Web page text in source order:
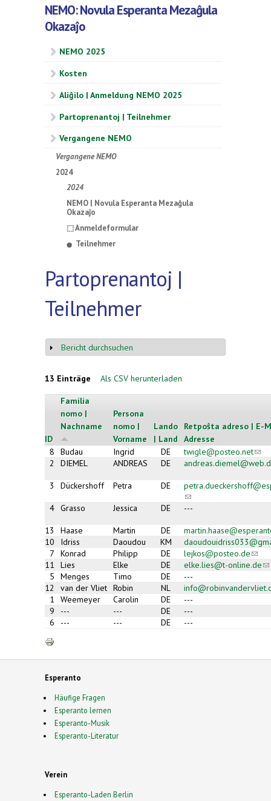
NEMO: Novula Esperanta Mezaĝula
Okazaĵo
NEMO 2025
Kosten
Aliĝilo | Anmeldung NEMO 2025
Partoprenantoj | Teilnehmer
Vergangene NEMO
Vergangene NEMO
2024
2024
NEMO | Novula Esperanta Mezaĝula
Okazaĵo
⬚ Anmeldeformular
⬤ Teilnehmer
Partoprenantoj |
Teilnehmer
Anzeigen
Bericht durchsuchen
13 Einträge Als CSV herunterladen
ID
Familia
nomo |
Nachname
Persona
nomo |
Vorname
Lando
| Land
Retpoŝta adreso | E-
Adresse
8
Budau Ingrid DE twigle@posteo.net(link
mail)
2 DIEMEL ANDREAS DE
3 Dückershoff Petra DE
(link sends
e-mail)
4 Grasso Jessica DE ---
13 Haase Martin DE
10
Idriss Daoudou KM
7
Konrad Philipp DE lejkos@posteo.de(link
sends
mail)
11 Lies Elke DE elke.lies@t-online.de
e-
5 Menges Timo DE
---
12
van der Vliet Robin NL
1
Weemeyer Carolin DE
---
9
--- --- DE
---
6
--- --- DE ---
Esperanto
Häufige Fragen
Esperanto lernen
Esperanto-Musik
Esperanto-Literatur
Verein
Esperanto-Laden Berlin